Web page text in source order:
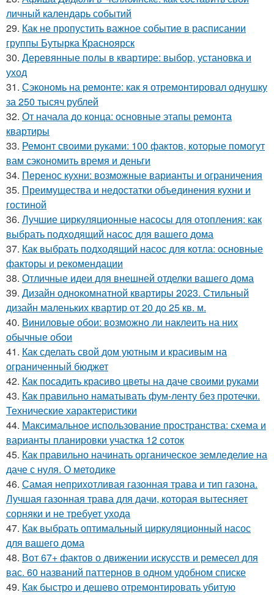
личный календарь событий
29. Как не пропустить важное событие в расписании
группы Бутырка Красноярск
30. Деревянные полы в квартире: выбор, установка и
уход
31. Сэкономь на ремонте: как я отремонтировал однушку
за 250 тысяч рублей
32. От начала до конца: основные этапы ремонта
квартиры
33. Ремонт своими руками: 100 фактов, которые помогут
вам сэкономить время и деньги
34. Перенос кухни: возможные варианты и ограничения
35. Преимущества и недостатки объединения кухни и
гостиной
36. Лучшие циркуляционные насосы для отопления: как
выбрать подходящий насос для вашего дома
37. Как выбрать подходящий насос для котла: основные
факторы и рекомендации
38. Отличные идеи для внешней отделки вашего дома
39. Дизайн однокомнатной квартиры 2023. Стильный
дизайн маленьких квартир от 20 до 25 кв. м.
40. Виниловые обои: возможно ли наклеить на них
обычные обои
41. Как сделать свой дом уютным и красивым на
ограниченный бюджет
42. Как посадить красиво цветы на даче своими руками
43. Как правильно наматывать фум-ленту без протечки.
Технические характеристики
44. Максимальное использование пространства: схема и
варианты планировки участка 12 соток
45. Как правильно начинать органическое земледелие на
даче с нуля. О методике
46. Самая неприхотливая газонная трава и тип газона.
Лучшая газонная трава для дачи, которая вытесняет
сорняки и не требует ухода
47. Как выбрать оптимальный циркуляционный насос
для вашего дома
48. Вот 67+ фактов о движении искусств и ремесел для
вас. 60 названий паттернов в одном удобном списке
49. Как быстро и дешево отремонтировать убитую